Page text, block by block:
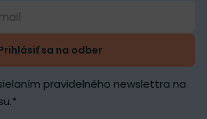
sa na odber
pravidelného newslettra na
*